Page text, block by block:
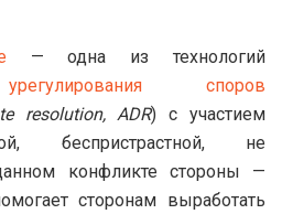
— одна из технологий
споров
resolution, ADR) с участием
беспристрастной, не
конфликте стороны —
сторонам выработать